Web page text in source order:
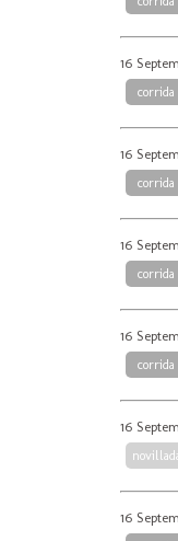
16
corrida
16
corrida
16
corrida
16
corrida
16
16